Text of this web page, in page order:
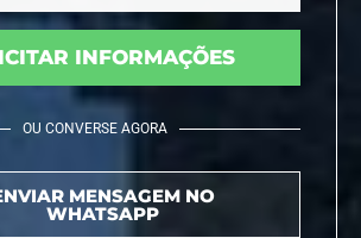
INFORMAÇÕES
OU CONVERSE AGORA
MENSAGEM NO
WHATSAPP